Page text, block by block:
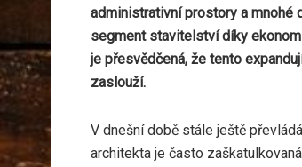
administrativní prostory a mnohé
segment stavitelství díky
je přesvědčená, že tento
zaslouží.
V dnešní době stále ještě
architekta je často